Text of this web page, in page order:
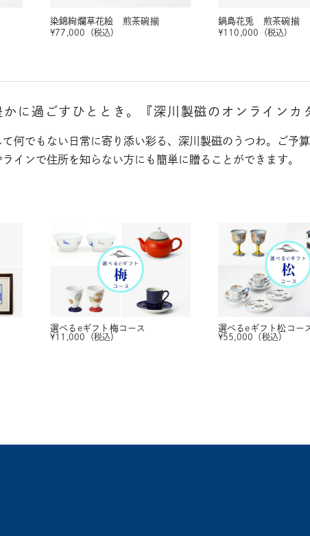
染錦絢爛草花絵 煎茶碗揃
¥77,000 （税込）
鍋島花兎 煎茶碗揃
¥110,000 （税込）
に過ごすひととき。 『深川製磁のオンラインカ
何でもない日常に寄り添い彩る、深川製磁のうつわ。ご予
インで住所を知らない方にも簡単に贈ることができます。
選べるeギフト 梅コース
¥11,000 （税込）
選べるeギフト松コー
¥55,000 （税込）